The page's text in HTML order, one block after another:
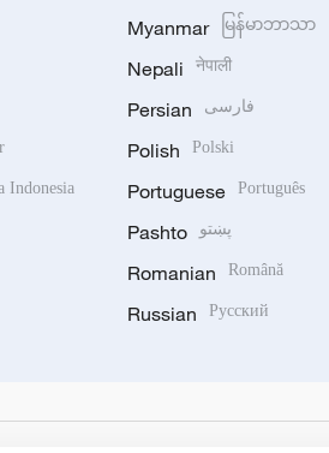
Indonesia
Myanmar မြန်မာဘာသာ
Nepali नेपाली
Persian فارسی
Polish Polski
Portuguese Português
Pashto پښتو
Romanian Română
Russian Русский